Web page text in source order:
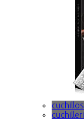
cuchillos